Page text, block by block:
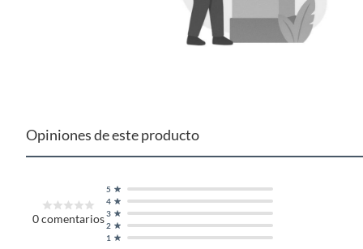
Opiniones de este producto
0comentarios
1
2
3
4
5